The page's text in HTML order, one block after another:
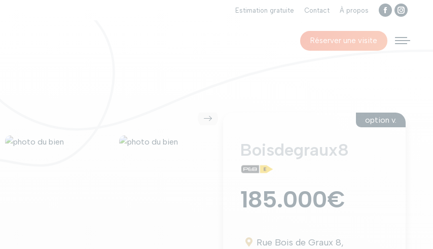
Estimation gratuite Contact À propos
Facebook
opensopens
Réserver une visite
option v.
Boisdegraux8
185.000€
Rue Bois de Graux 8,